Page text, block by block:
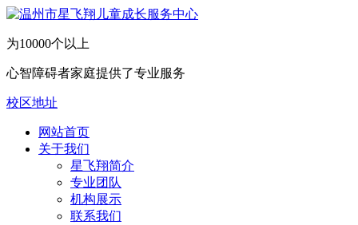
为10000个以上
心智障碍者家庭提供了专业服务
校区地址
网站首页
关于我们
​星飞翔简介
专业团队
机构展示
联系我们